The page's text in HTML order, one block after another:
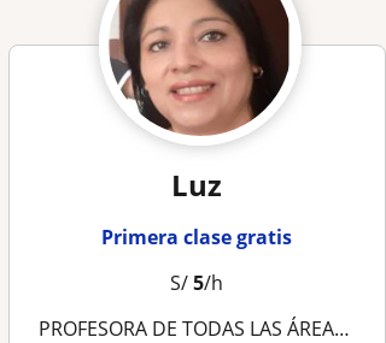
Luz
Primera clase gratis
S/5/h
PROFESORA DE TODAS LAS ÁREAS PARA NIEVEL PRIMARIA